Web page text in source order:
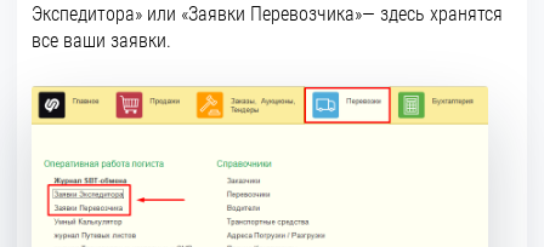
Экспедитора» или «Заявки Перевозчика»— здесь хранятся
все ваши заявки.